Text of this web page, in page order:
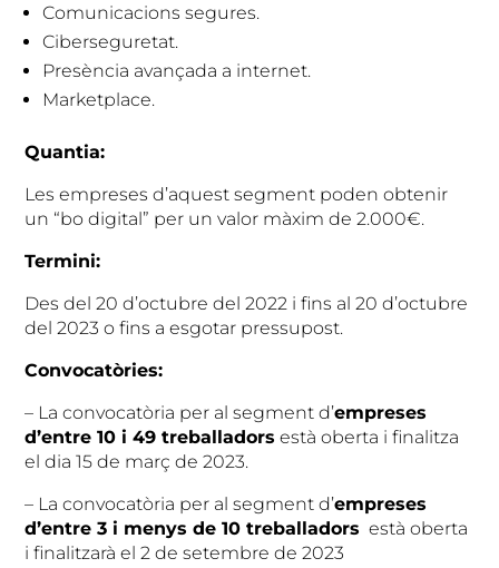
Comunicacions segures.
Ciberseguretat.
Presència avançada a internet.
Marketplace.
Quantia:
Les empreses d’aquest segment poden obtenir
un “bo digital” per un valor màxim de 2.000€.
Termini:
Des del 20 d’octubre del 2022 i fins al 20 d’octubre
del 2023 o fins a esgotar pressupost.
Convocatòries:
– La convocatòria per al segment d’empreses
d’entre 10 i 49 treballadors està oberta i finalitza
el dia 15 de març de 2023.
– La convocatòria per al segment d’empreses
d’entre 3 i menys de 10 treballadors està oberta
i finalitzarà el 2 de setembre de 2023